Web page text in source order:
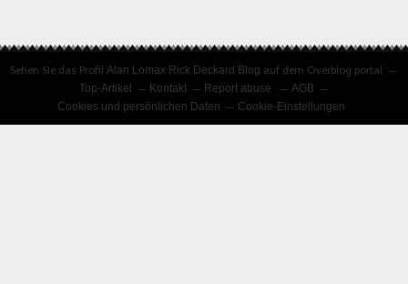
Sehen Sie das ProfilAlan Lomax Rick Deckard Blog auf dem Overblog portal
Top-Artikel
Kontakt Report abuse
AGB
Cookies und persönlichen Daten
Cookie-Einstellungen